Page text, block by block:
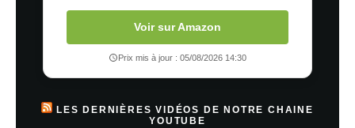
Voir sur Amazon
Prix mis à jour : 05/08/2026 14:30
LES DERNIÈRES VIDÉOS DE NOTRE CHAINE
YOUTUBE